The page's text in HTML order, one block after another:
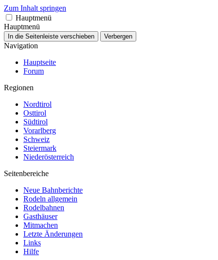
Zum Inhalt springen
Hauptmenü
Hauptmenü
In die Seitenleiste verschieben Verbergen
Navigation
Hauptseite
Forum
Regionen
Nordtirol
Osttirol
Südtirol
Vorarlberg
Schweiz
Steiermark
Niederösterreich
Seitenbereiche
Neue Bahnberichte
Rodeln allgemein
Rodelbahnen
Gasthäuser
Mitmachen
Letzte Änderungen
Links
Hilfe